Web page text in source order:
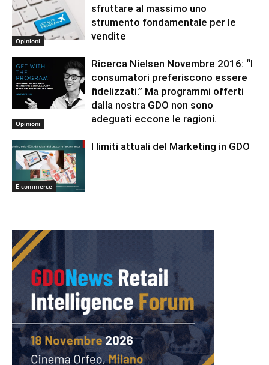
Opinioni
sfruttare al massimo uno
strumento fondamentale per le
vendite
Opinioni
Ricerca Nielsen Novembre 2016: “I
consumatori preferiscono essere
fidelizzati.” Ma programmi offerti
dalla nostra GDO non sono
adeguati eccone le ragioni.
E-commerce
I limiti attuali del Marketing in GDO